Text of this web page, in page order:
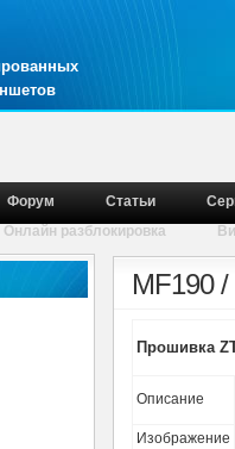
Форум Статьи
Онлайн разблокировка
MF190
Прошивка
Описание
Изображение